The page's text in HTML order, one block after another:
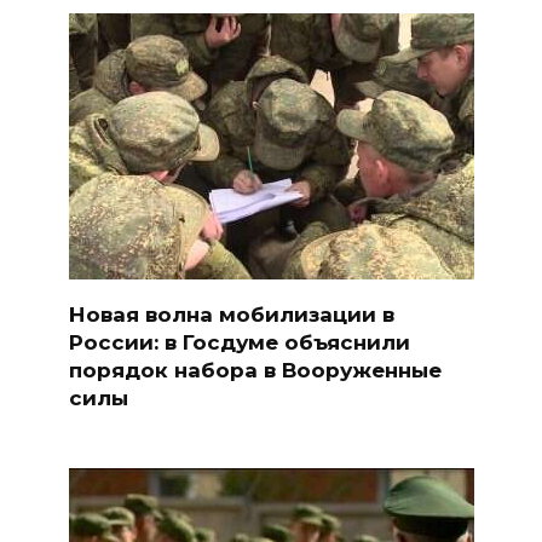
Новая волна мобилизации в
России: в Госдуме объяснили
порядок набора в Вооруженные
силы